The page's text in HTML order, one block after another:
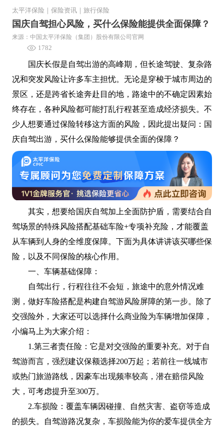
太平洋保险 保险资讯 旅行保险
国庆自驾担心风险，买什么保险能提供全面保障？
来源：中国太平洋保险（集团）股份有限公司官网
1782
国庆长假是自驾出游的高峰期，但长途驾驶、复杂路
况和突发风险让许多车主担忧。无论是穿梭于城市周边的
景区，还是跨省长途奔赴目的地，路途中的不确定因素始
终存在，各种风险都可能打乱行程甚至造成经济损失。不
少人想要通过保险转移这方面的风险，因此提出疑问：国
庆自驾出游，买什么保险能够提供全面的保障？
其实，想要给国庆自驾加上全面防护盾，需要结合自
驾场景的特殊风险搭配基础车险+专项补充险，才能覆盖
从车辆到人身的全维度保障。下面为具体讲讲该买哪些保
险，以及不同保险的核心作用。
一、车辆基础保障：
自驾出行，行程往往不会短，旅途中的意外情况难
测，做好车险搭配是构建自驾游风险屏障的第一步。除了
交强险外，大家还可以选择什么商业险为车辆增加保障，
小编马上为大家介绍：
1.第三者责任险：它是对交强险的重要补充。对于自
驾游而言，强烈建议保额选择200万起；若前往一线城市
或热门旅游路线，因豪车出现频率较高，潜在赔偿风险
大，可考虑提升至300万。
2.车损险：覆盖车辆因碰撞、自然灾害、盗窃等造成
的损失。自驾游路况复杂，车损险能为你的爱车提供全方